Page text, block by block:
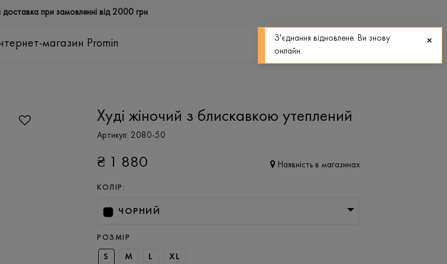
доставка при замовленні від 2000 грн
0
Худі жіночий з блискавкою утеплений
Артикул: 2080-50
₴ 1 880 Наявність в магазинах
КОЛІР:
ЧОРНИЙ
РОЗМІР
S M L XL
З'єднання відновлене. Ви знову
онлайн.